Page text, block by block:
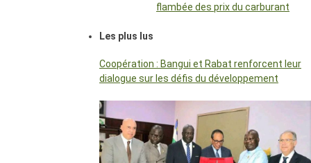
flambée des prix du carburant
Les plus lus
Coopération : Bangui et Rabat renforcent leur
dialogue sur les défis du développement